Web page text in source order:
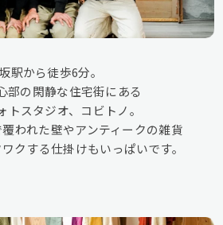
駅から徒歩6分。
部の閑静な住宅街にある
トスタジオ、コビトノ。
われた壁やアンティークの雑貨
クする仕掛けもいっぱいです。